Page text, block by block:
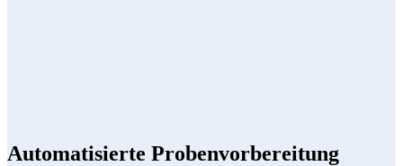
Automatisierte Probenvorbereitung